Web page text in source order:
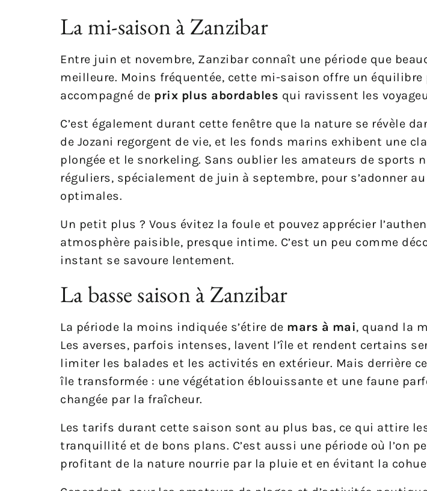
La mi-saison à Zanzibar
Entre juin et novembre, Zanzibar connaît une période que
meilleure. Moins fréquentée, cette mi-saison offre un
accompagné de prix plus abordables qui ravissent les
C’est également durant cette fenêtre que la nature se révèle
de Jozani regorgent de vie, et les fonds marins exhibent une
plongée et le snorkeling. Sans oublier les amateurs de sports
réguliers, spécialement de juin à septembre, pour s’adonner
optimales.
Un petit plus ? Vous évitez la foule et pouvez apprécier
atmosphère paisible, presque intime. C’est un peu comme
instant se savoure lentement.
La basse saison à Zanzibar
La période la moins indiquée s’étire de mars à mai, quand la
Les averses, parfois intenses, lavent l’île et rendent certains
limiter les balades et les activités en extérieur. Mais derrière
île transformée : une végétation éblouissante et une faune
changée par la fraîcheur.
Les tarifs durant cette saison sont au plus bas, ce qui attire
tranquillité et de bons plans. C’est aussi une période où l’on
profitant de la nature nourrie par la pluie et en évitant la